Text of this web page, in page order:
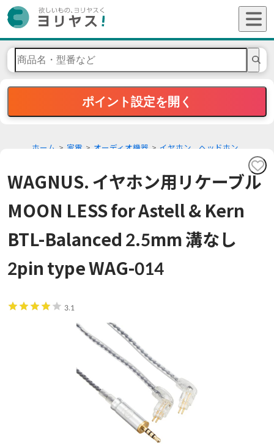
ポイント設定を開く
ホーム 家電 オーディオ機器 イヤホン、ヘッドホン
WAGNUS. イヤホン用リケーブル
MOON LESS for Astell & Kern
BTL-Balanced 2.5mm 溝なし
2pin type WAG-014
3.1